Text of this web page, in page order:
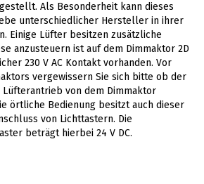
Als Besonderheit kann dieses
unterschiedlicher Hersteller in ihrer
Einige Lüfter besitzen zusätzliche
anzusteuern ist auf dem Dimmaktor 2D
230 V AC Kontakt vorhanden. Vor
vergewissern Sie sich bitte ob der
von dem Dimmaktor
örtliche Bedienung besitzt auch dieser
von Lichttastern. Die
beträgt hierbei 24 V DC.